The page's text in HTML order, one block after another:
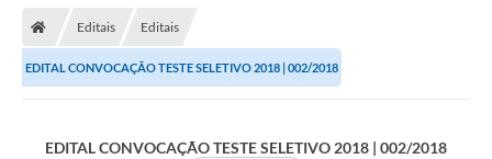
Editais
Editais Editais
EDITAL CONVOCAÇÃO TESTE SELETIVO 2018 | 002/2018
EDITAL CONVOCAÇÃO TESTE SELETIVO 2018 | 002/2018